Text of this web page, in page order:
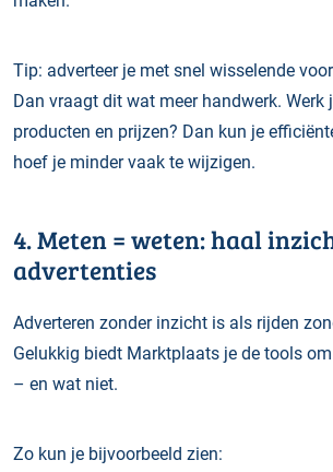
Tip: adverteer je met snel wisselende
Dan vraagt dit wat meer handwerk. Werk
producten en prijzen? Dan kun je
hoef je minder vaak te wijzigen.
4. Meten = weten: haal
advertenties
Adverteren zonder inzicht is als rijden
Gelukkig biedt Marktplaats je de tools
– en wat niet.
Zo kun je bijvoorbeeld zien: